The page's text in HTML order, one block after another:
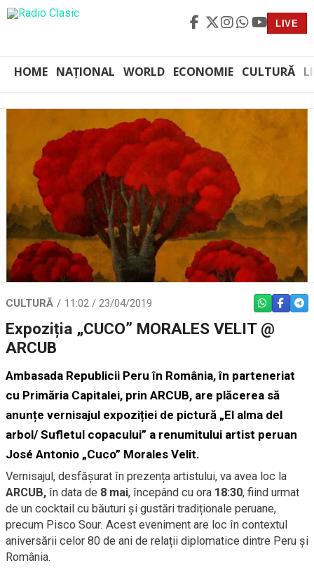
LIVE
HOME NAȚIONAL WORLD ECONOMIE CULTURĂ
CULTURĂ 11:02 / 23/04/2019 WHATSAPP
Expoziția „CUCO” MORALES VELIT @
ARCUB
Ambasada Republicii Peru în România, în parteneriat
cu Primăria Capitalei, prin ARCUB, are plăcerea să
anunțe vernisajul expoziției de pictură „El alma del
arbol/ Sufletul copacului” a renumitului artist peruan
José Antonio „Cuco” Morales Velit.
Vernisajul, desfășurat în prezența artistului, va avea loc la
ARCUB, în data de 8 mai, începând cu ora 18:30, fiind urmat
de un cocktail cu băuturi și gustări tradiționale peruane,
precum Pisco Sour. Acest eveniment are loc în contextul
aniversării celor 80 de ani de relații diplomatice dintre Peru și
România.